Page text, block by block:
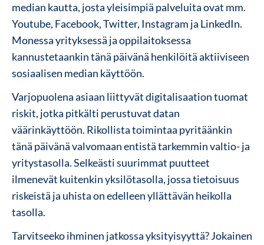
median kautta, josta yleisimpiä palveluita ovat mm.
Youtube, Facebook, Twitter, Instagram ja LinkedIn.
Monessa yrityksessä ja oppilaitoksessa
kannustetaankin tänä päivänä henkilöitä aktiiviseen
sosiaalisen median käyttöön.
Varjopuolena asiaan liittyvät digitalisaation tuomat
riskit, jotka pitkälti perustuvat datan
väärinkäyttöön. Rikollista toimintaa pyritäänkin
tänä päivänä valvomaan entistä tarkemmin valtio- ja
yritystasolla. Selkeästi suurimmat puutteet
ilmenevät kuitenkin yksilötasolla, jossa tietoisuus
riskeistä ja uhista on edelleen yllättävän heikolla
tasolla.
Tarvitseeko ihminen jatkossa yksityisyyttä? Jokainen